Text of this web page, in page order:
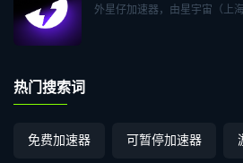
外星仔加速器，由星宇宙（上
热门搜索词
免费加速器 可暂停加速器